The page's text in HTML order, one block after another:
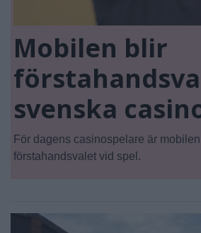
Mobilen blir
svenska
För dagens casinospelare är
förstahandsvalet vid spel.